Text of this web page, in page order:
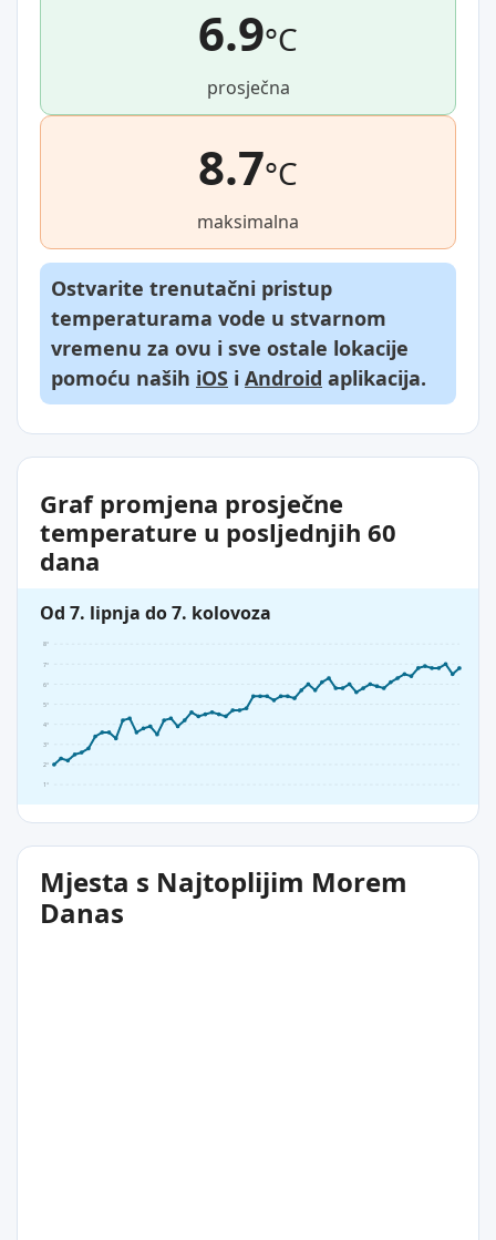
6.9°C
prosječna
8.7°C
maksimalna
Ostvarite trenutačni pristup
temperaturama vode u stvarnom
vremenu za ovu i sve ostale lokacije
pomoću naših iOS i Android aplikacija.
Graf promjena prosječne
temperature u posljednjih 60
dana
Od 7. lipnja do 7. kolovoza
1°
2°
3°
4°
5°
6°
7°
8°
Mjesta s Najtoplijim Morem
Danas